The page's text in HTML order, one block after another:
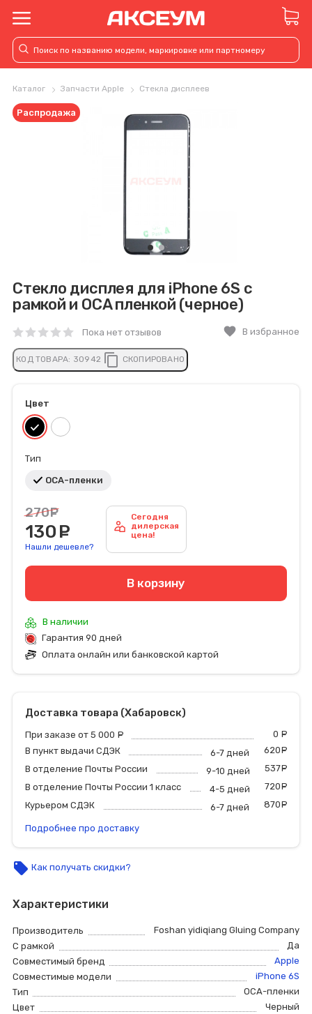
Каталог Запчасти Apple Стекла дисплеев
Стекло дисплея для iPhone 6S с
рамкой и OCA пленкой (черное)
Пока нет отзывов favorite В избранное
КОД ТОВАРА: 30942 content_copy СКОПИРОВАНО
Распродажа
Цвет
Тип
ОСА-пленки
270 руб.
130 руб.
Нашли дешевле?
Сегодня
дилерская
цена!
В корзину
В наличии
Гарантия 90 дней
Оплата онлайн или банковской картой
Доставка товара (Хабаровск)
При заказе от 5 000 0
В пункт выдачи СДЭК
6-7 дней 620
В отделение Почты России
9-10 дней 537
В отделение Почты России 1 класс
4-5 дней 720
Курьером СДЭК
6-7 дней 870
Подробнее про доставку
local_offer Как получать скидки?
Характеристики
Производитель
Foshan yidiqiang Gluing Company
С рамкой
Да
Совместимый бренд
Apple
Совместимые модели
iPhone 6S
Тип
ОСА-пленки
Цвет
Черный